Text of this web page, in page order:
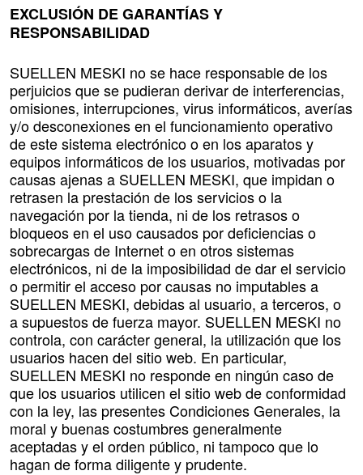
EXCLUSIÓN DE GARANTÍAS Y
RESPONSABILIDAD
SUELLEN MESKI no se hace responsable de los
perjuicios que se pudieran derivar de interferencias,
omisiones, interrupciones, virus informáticos, averías
y/o desconexiones en el funcionamiento operativo
de este sistema electrónico o en los aparatos y
equipos informáticos de los usuarios, motivadas por
causas ajenas a SUELLEN MESKI, que impidan o
retrasen la prestación de los servicios o la
navegación por la tienda, ni de los retrasos o
bloqueos en el uso causados por deficiencias o
sobrecargas de Internet o en otros sistemas
electrónicos, ni de la imposibilidad de dar el servicio
o permitir el acceso por causas no imputables a
SUELLEN MESKI, debidas al usuario, a terceros, o
a supuestos de fuerza mayor. SUELLEN MESKI no
controla, con carácter general, la utilización que los
usuarios hacen del sitio web. En particular,
SUELLEN MESKI no responde en ningún caso de
que los usuarios utilicen el sitio web de conformidad
con la ley, las presentes Condiciones Generales, la
moral y buenas costumbres generalmente
aceptadas y el orden público, ni tampoco que lo
hagan de forma diligente y prudente.